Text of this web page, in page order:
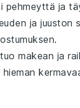
pehmeyttä ja
ja juuston
makean ja
hieman